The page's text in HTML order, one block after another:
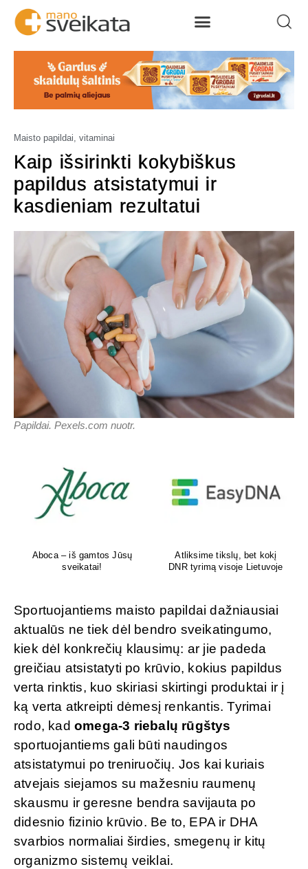
Maisto papildai, vitaminai
Kaip išsirinkti kokybiškus
papildus atsistatymui ir
kasdieniam rezultatui
Papildai. Pexels.com nuotr.
Aboca – iš gamtos Jūsų
sveikatai!
Atliksime tikslų, bet kokį
DNR tyrimą visoje Lietuvoje
Sportuojantiems maisto papildai dažniausiai
aktualūs ne tiek dėl bendro sveikatingumo,
kiek dėl konkrečių klausimų: ar jie padeda
greičiau atsistatyti po krūvio, kokius papildus
verta rinktis, kuo skiriasi skirtingi produktai ir į
ką verta atkreipti dėmesį renkantis. Tyrimai
rodo, kad omega-3 riebalų rūgštys
sportuojantiems gali būti naudingos
atsistatymui po treniruočių. Jos kai kuriais
atvejais siejamos su mažesniu raumenų
skausmu ir geresne bendra savijauta po
didesnio fizinio krūvio. Be to, EPA ir DHA
svarbios normaliai širdies, smegenų ir kitų
organizmo sistemų veiklai.